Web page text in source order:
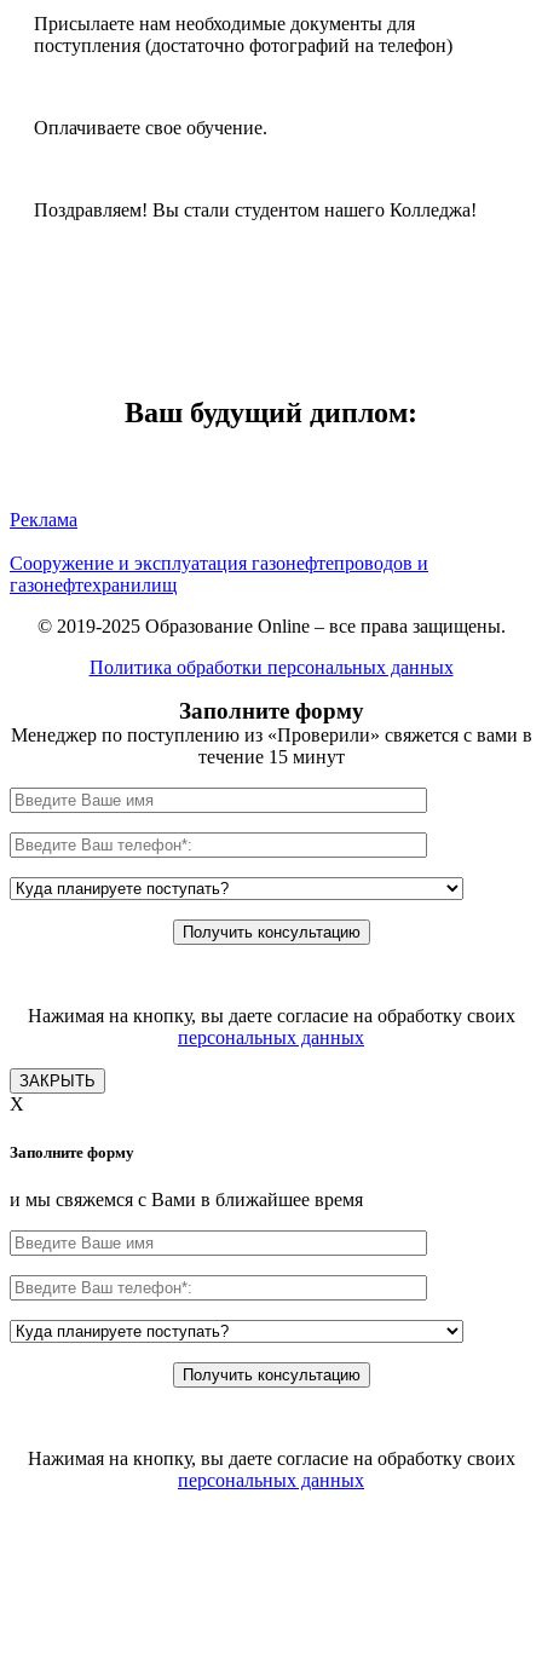
Присылаете нам необходимые документы для
поступления (достаточно фотографий на телефон)
Оплачиваете свое обучение.
Поздравляем! Вы стали студентом нашего Колледжа!
Ваш будущий диплом:
Реклама
Сооружение и эксплуатация газонефтепроводов и
газонефтехранилищ
© 2019-2025 Образование Online – все права защищены.
Политика обработки персональных данных
Заполните форму
Менеджер по поступлению из «Проверили» свяжется с вами в
течение 15 минут
Нажимая на кнопку, вы даете согласие на обработку своих
персональных данных
ЗАКРЫТЬ
X
Заполните форму
и мы свяжемся с Вами в ближайшее время
Нажимая на кнопку, вы даете согласие на обработку своих
персональных данных